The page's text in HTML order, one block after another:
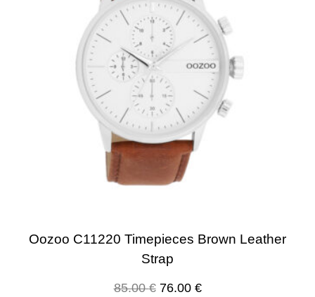
Oozoo C11220 Timepieces Brown Leather
Strap
85.00€ 76.00 €